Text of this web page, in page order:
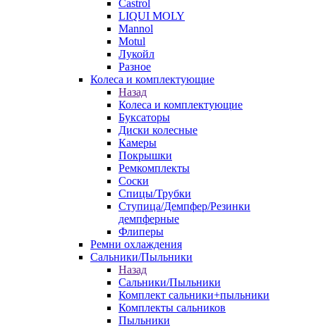
Castrol
LIQUI MOLY
Mannol
Motul
Лукойл
Разное
Колеса и комплектующие
Назад
Колеса и комплектующие
Буксаторы
Диски колесные
Камеры
Покрышки
Ремкомплекты
Соски
Спицы/Трубки
Ступица/Демпфер/Резинки
демпферные
Флиперы
Ремни охлаждения
Сальники/Пыльники
Назад
Сальники/Пыльники
Комплект сальники+пыльники
Комплекты сальников
Пыльники